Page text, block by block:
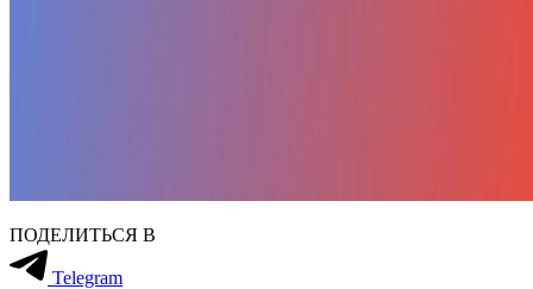
ПОДЕЛИТЬСЯ В
Telegram